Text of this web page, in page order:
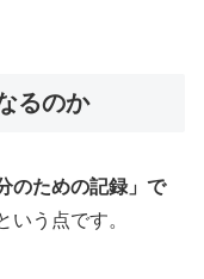
るのか
のための記録」で
いう点です。